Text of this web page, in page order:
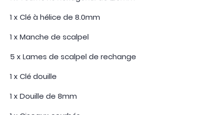
1 x Clé à hélice de 8.0mm
1 x Manche de scalpel
5 x Lames de scalpel de rechange
1 x Clé douille
1 x Douille de 8mm